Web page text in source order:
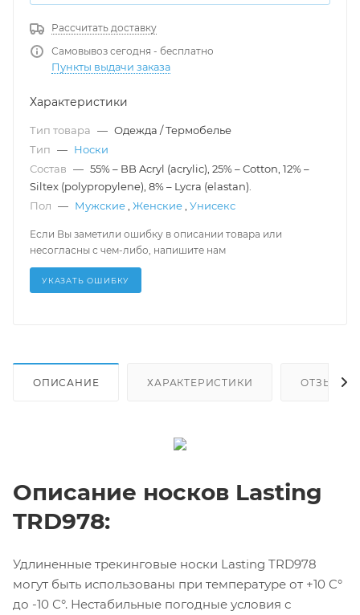
Рассчитать доставку
Самовывоз сегодня - бесплатно
Пункты выдачи заказа
Характеристики
Тип товара — Одежда / Термобелье
Тип — Носки
Состав — 55% – BB Acryl (acrylic), 25% – Cotton, 12% –
Siltex (polypropylene), 8% – Lycra (elastan).
Пол — Мужские Женские Унисекс
Если Вы заметили ошибку в описании товара или
несогласны с чем-либо, напишите нам
УКАЗАТЬ ОШИБКУ
ОПИСАНИЕ ХАРАКТЕРИСТИКИ ОТЗЫВЫ
Описание носков Lasting
TRD978:
Удлиненные трекинговые носки Lasting TRD978
могут быть использованы при температуре от +10 C°
до -10 С°. Нестабильные погодные условия с